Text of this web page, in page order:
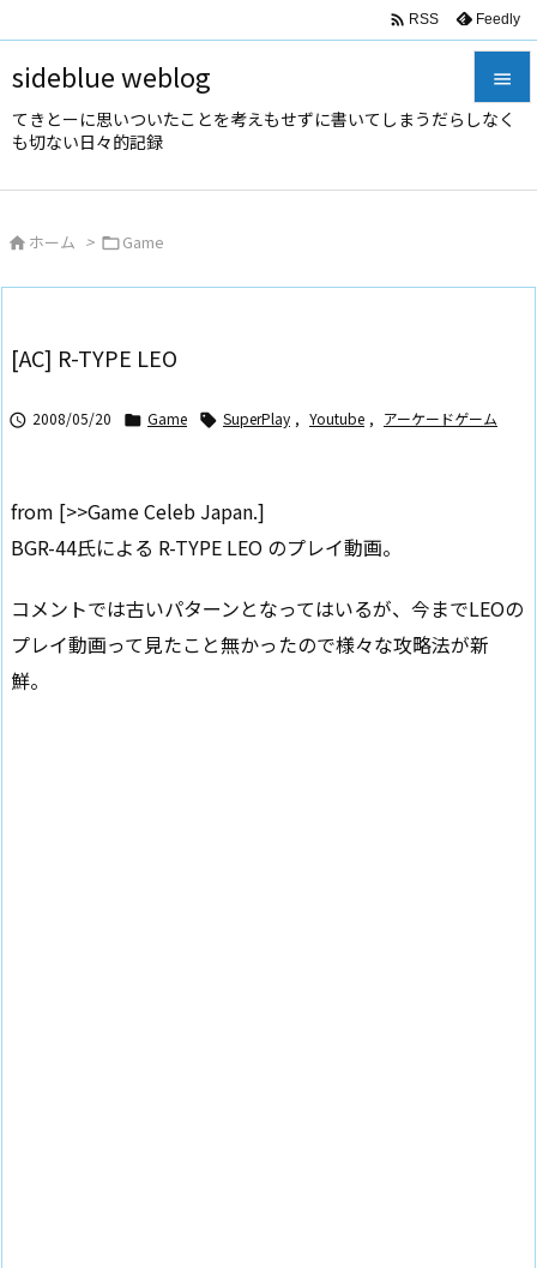
sideblue weblog
てきとーに思いついたことを考えもせずに書いてしまうだらしなく
も切ない日々的記録



 RSS Feedly
 ホーム > Game
[AC] R-TYPE LEO
 2008/05/20  Game  SuperPlay , Youtube , アーケードゲーム
from [>>Game Celeb Japan.]
BGR-44氏による R-TYPE LEO のプレイ動画。
コメントでは古いパターンとなってはいるが、今までLEOの
プレイ動画って見たこと無かったので様々な攻略法が新
鮮。